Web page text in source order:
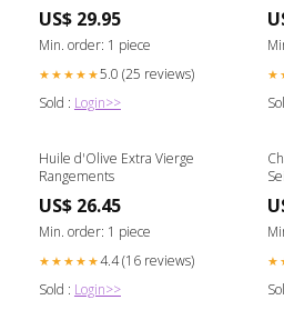
US$ 29.95
Min. order: 1 piece
★★★★★5.0 (25 reviews)
Sold : Login>>
Huile d'Olive Extra Vierge
Rangements
US$ 26.45
Min. order: 1 piece
★★★★★4.4 (16 reviews)
Sold : Login>>